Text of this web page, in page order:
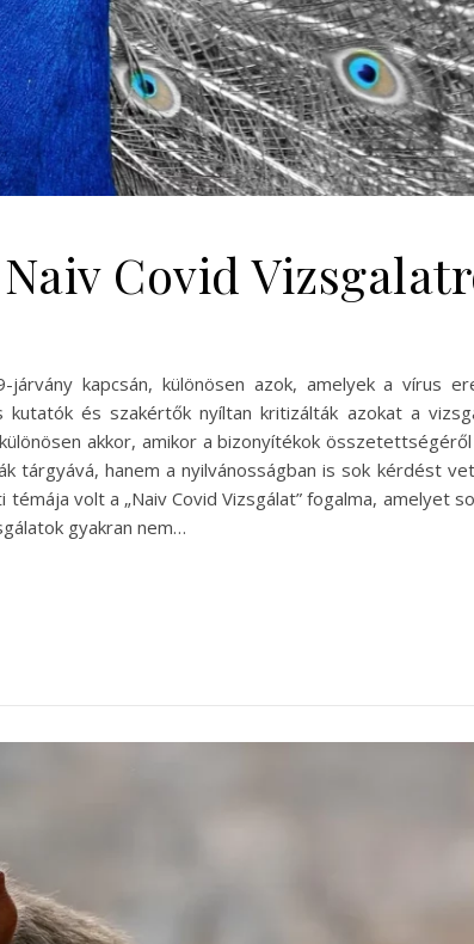
Covid
kapcsán, különösen azok, amelyek a vírus
és szakértők nyíltan kritizálták azokat a
akkor, amikor a bizonyítékok
tárgyává, hanem a nyilvánosságban is sok kérdést
volt a „Naiv Covid Vizsgálat” fogalma, amelyet
gyakran nem…